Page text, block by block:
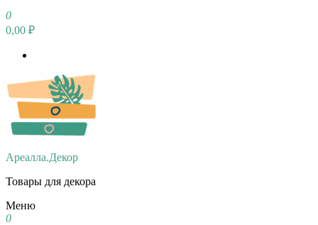
0
0,00 ₽
Ареалла.Декор
Товары для декора
Меню
0